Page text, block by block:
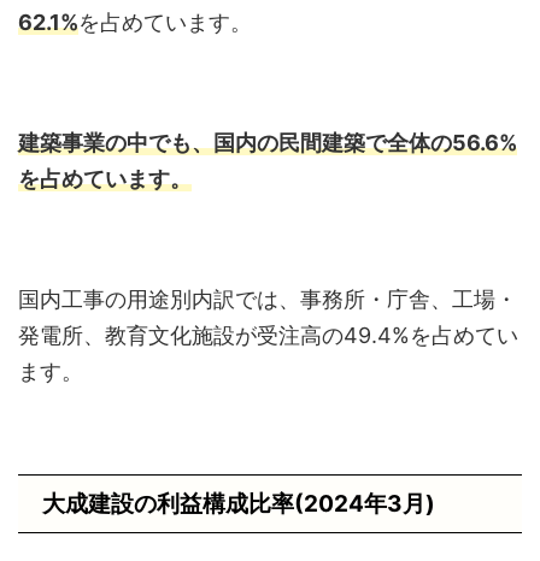
62.1%を占めています。
建築事業の中でも、国内の民間建築で全体の56.6%
を占めています。
国内工事の用途別内訳では、事務所・庁舎、工場・
発電所、教育文化施設が受注高の49.4%を占めてい
ます。
大成建設の利益構成比率(2024年3月)